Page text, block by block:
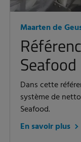
Maarten de
Seafood
Dans cette
système de
Seafood.
En savoir plus